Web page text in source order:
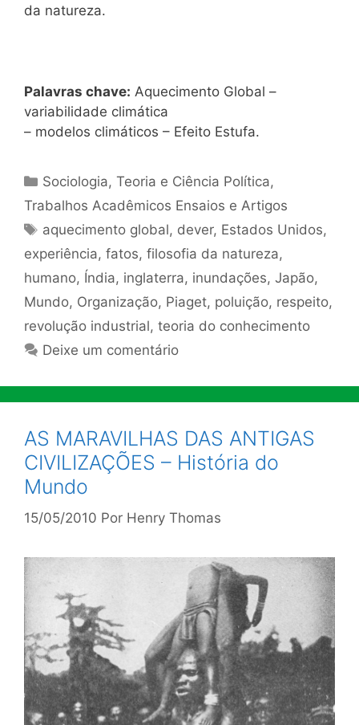
da natureza.
Palavras chave: Aquecimento Global –
variabilidade climática
– modelos climáticos – Efeito Estufa.
Categorias
Sociologia,Teoria e Ciência Política,
Trabalhos Acadêmicos Ensaios e Artigos
Tags
aquecimento global, dever, Estados Unidos,
experiência, fatos, filosofia da natureza,
humano, Índia, inglaterra, inundações, Japão,
Mundo, Organização, Piaget, poluição, respeito,
revolução industrial, teoria do conhecimento
Deixe um comentário
AS MARAVILHAS DAS ANTIGAS
CIVILIZAÇÕES – História do
Mundo
15/05/2010 Por Henry Thomas